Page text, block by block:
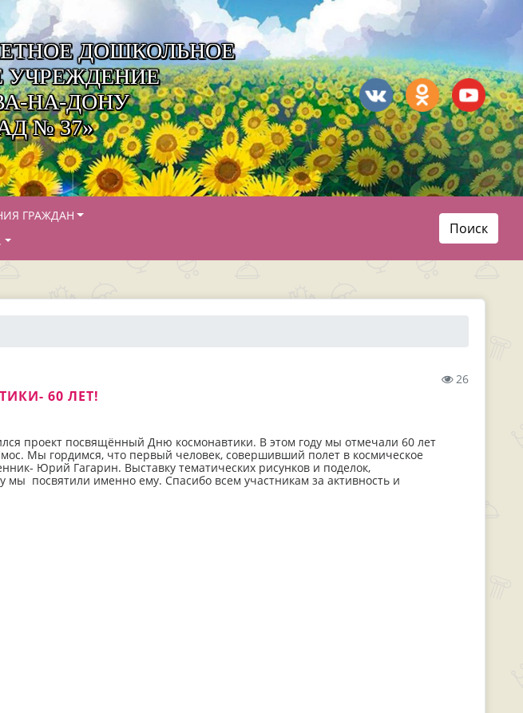
ДОШКОЛЬНОЕ
УЧРЕЖДЕНИЕ
НА-ДОНУ
№ 37»
ГРАЖДАН
Поиск
26
60 ЛЕТ!
проект посвящённый Дню космонавтики. В этом году мы отмечали 60 лет
Мы гордимся, что первый человек, совершивший полет в космическое
Юрий Гагарин. Выставку тематических рисунков и поделок,
мы посвятили именно ему. Спасибо всем участникам за активность и